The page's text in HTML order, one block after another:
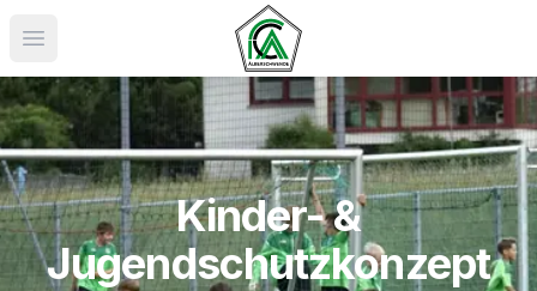
Menü öffnen
Kinder- &
Jugendschutzkonzept